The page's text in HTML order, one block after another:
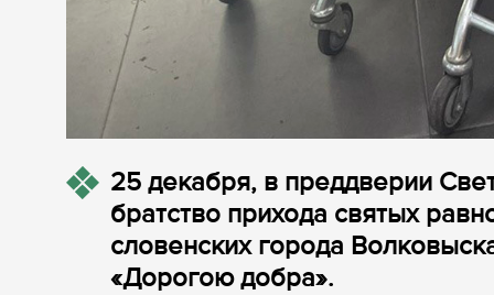
25 декабря, в преддверии
братство прихода святых
словенских города
«Дорогою добра».